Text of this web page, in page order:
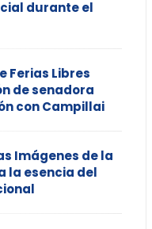
durante el
Ferias Libres
de senadora
con Campillai
Imágenes de la
la esencia del